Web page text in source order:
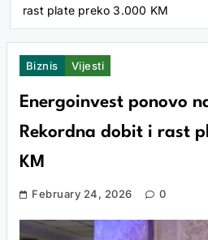
rast plate preko 3.000 KM
Biznis Vijesti
Energoinvest ponovo
Rekordna dobit i rast
KM
February 24, 2026 0